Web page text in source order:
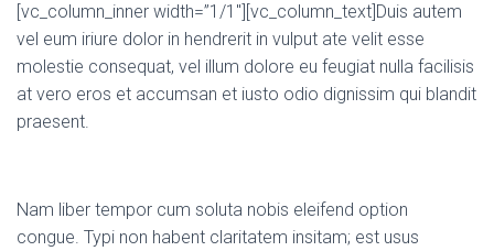
[vc_column_inner width=”1/1″][vc_column_text]Duis autem
vel eum iriure dolor in hendrerit in vulput ate velit esse
molestie consequat, vel illum dolore eu feugiat nulla facilisis
at vero eros et accumsan et iusto odio dignissim qui blandit
praesent.
Nam liber tempor cum soluta nobis eleifend option
congue. Typi non habent claritatem insitam; est usus